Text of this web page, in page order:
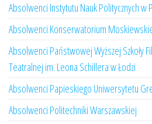
Absolwenci Instytutu Nauk Politycznych w
Absolwenci Konserwatorium
Absolwenci Państwowej Wyższej Szkoły
Teatralnej im. Leona Schillera w Łodzi
Absolwenci Papieskiego Uniwersytetu
Absolwenci Politechniki Warszawskiej